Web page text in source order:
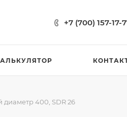
+7 (700) 157-17-
400, SDR 26